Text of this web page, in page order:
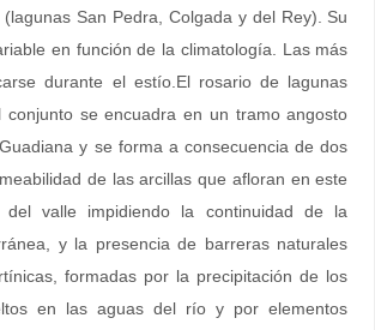
San Pedra, Colgada y del Rey). Su
en función de la climatología. Las más
durante el estío.El rosario de lagunas
conjunto se encuadra en un tramo angosto
y se forma a consecuencia de dos
de las arcillas que afloran en este
valle impidiendo la continuidad de la
y la presencia de barreras naturales
formadas por la precipitación de los
en las aguas del río y por elementos